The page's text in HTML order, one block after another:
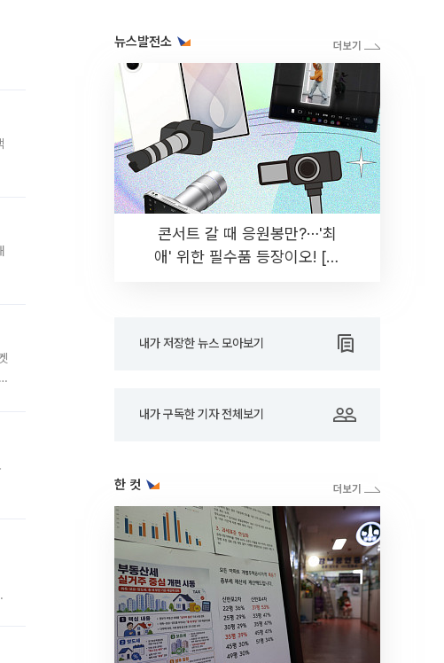
뉴스발전소
콘서트 갈 때 응원봉만?⋯'최
애' 위한 필수품 등장이오! [솔
내가 저장한 뉴스 모아보기
내가 구독한 기자 전체보기
한 컷